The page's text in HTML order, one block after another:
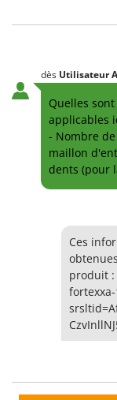
dès Utilisateur
Quelles
applicables
- Nombre
maillon
dents (pour
Ces
produit